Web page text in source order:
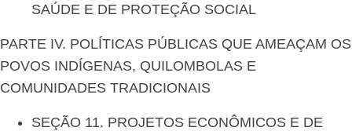
SAÚDE E DE PROTEÇÃO SOCIAL
PARTE IV. POLÍTICAS PÚBLICAS QUE AMEAÇAM OS
POVOS INDÍGENAS, QUILOMBOLAS E
COMUNIDADES TRADICIONAIS
SEÇÃO 11. PROJETOS ECONÔMICOS E DE